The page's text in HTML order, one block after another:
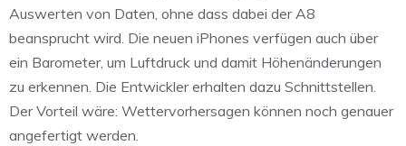
Auswerten von Daten, ohne dass dabei der A8
beansprucht wird. Die neuen iPhones verfügen auch über
ein Barometer, um Luftdruck und damit Höhenänderungen
zu erkennen. Die Entwickler erhalten dazu Schnittstellen.
Der Vorteil wäre: Wettervorhersagen können noch genauer
angefertigt werden.